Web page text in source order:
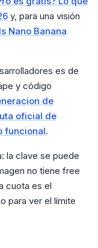
y, para una visión
Is Nano Banana
es de
y código
de
oficial de
funcional.
la clave se puede
no tiene free
cuota es el
para ver el límite